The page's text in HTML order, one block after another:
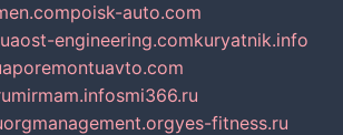
poisk-auto.com
ost-engineering.comkuryatnik.info
poremontuavto.com
mirmam.infosmi366.ru
orgmanagement.orgyes-fitness.ru